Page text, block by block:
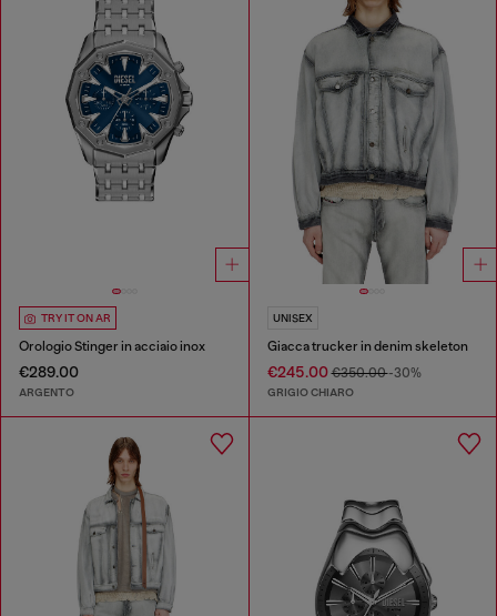
TRY IT ON AR
Orologio Stinger in acciaio inox
€289.00
ARGENTO
UNISEX
Giacca trucker in denim skeleton
€245.00€350.00-30%
GRIGIO CHIARO